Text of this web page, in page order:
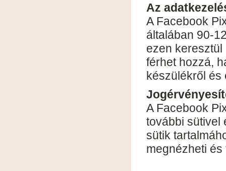
Az
A Facebook
általában 90-
ezen
férhet hozzá,
készülékről és
A Facebook
további sütivel
sütik
megnézheti és